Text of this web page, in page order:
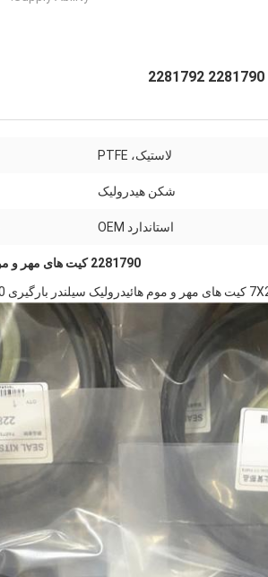
لاستیک، PTFE
شکن هیدرولیک
استاندارد OEM
2281790 کیت های مهر و موم بارگیری